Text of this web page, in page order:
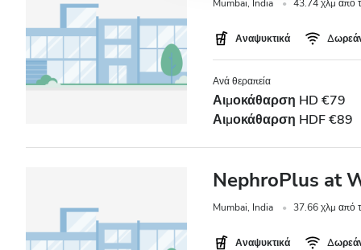
Mumbai, India 43.74 χλμ από
Αναψυκτικά
Ανά θεραπεία
Αιμοκάθαρση HD €79
Αιμοκάθαρση HDF €89
NephroPlus at
Mumbai, India 37.66 χλμ από
Αναψυκτικά